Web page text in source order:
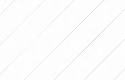
(Solange Monteiro x2,
Urquiza (Naomi Fernandez
x2, Melanie Saldaña, Rosario
Cloe Centeno, Alma